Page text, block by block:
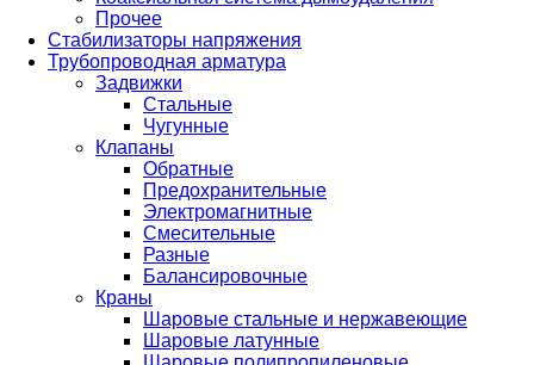
Прочее
Стабилизаторы напряжения
Трубопроводная арматура
Задвижки
Стальные
Чугунные
Клапаны
Обратные
Предохранительные
Электромагнитные
Смесительные
Разные
Балансировочные
Краны
Шаровые стальные и нержавеющие
Шаровые латунные